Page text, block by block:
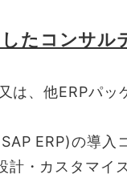
たコンサ
は、他ERPパッ
ERP)の導
計・カスタマイ